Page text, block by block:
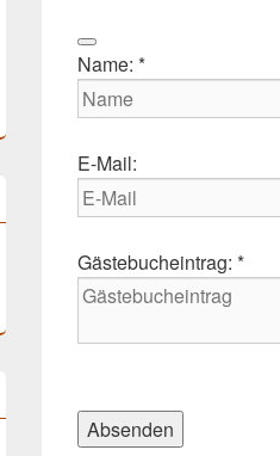
Diese
Formular
ausblenden
Name: *
E-Mail:
Gästebucheintrag: *